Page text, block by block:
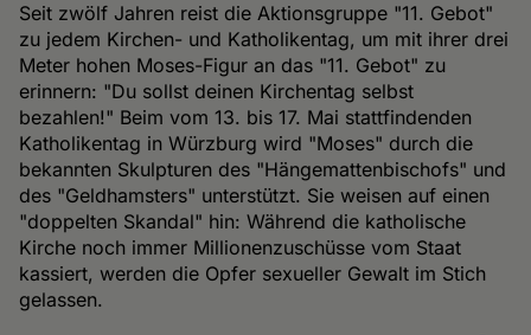
Seit zwölf Jahren reist die Aktionsgruppe "11. Gebot"
zu jedem Kirchen- und Katholikentag, um mit ihrer drei
Meter hohen Moses-Figur an das "11. Gebot" zu
erinnern: "Du sollst deinen Kirchentag selbst
bezahlen!" Beim vom 13. bis 17. Mai stattfindenden
Katholikentag in Würzburg wird "Moses" durch die
bekannten Skulpturen des "Hängemattenbischofs" und
des "Geldhamsters" unterstützt. Sie weisen auf einen
"doppelten Skandal" hin: Während die katholische
Kirche noch immer Millionenzuschüsse vom Staat
kassiert, werden die Opfer sexueller Gewalt im Stich
gelassen.